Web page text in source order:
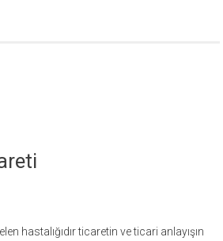
hastalığıdır ticaretin ve ticari anlayışın